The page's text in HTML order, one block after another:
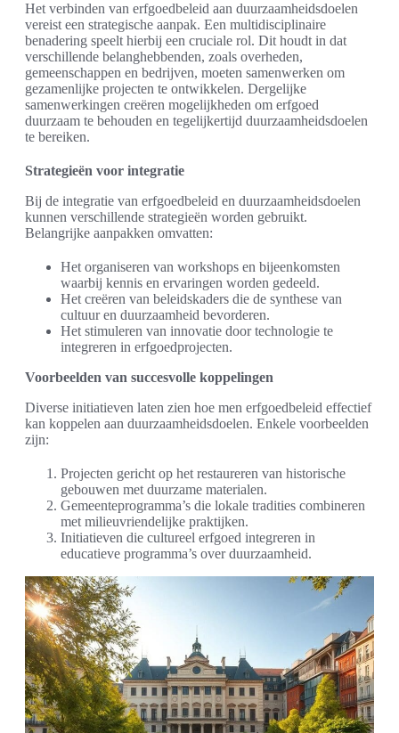
Het verbinden van erfgoedbeleid aan duurzaamheidsdoelen
vereist een strategische aanpak. Een multidisciplinaire
benadering speelt hierbij een cruciale rol. Dit houdt in dat
verschillende belanghebbenden, zoals overheden,
gemeenschappen en bedrijven, moeten samenwerken om
gezamenlijke projecten te ontwikkelen. Dergelijke
samenwerkingen creëren mogelijkheden om erfgoed
duurzaam te behouden en tegelijkertijd duurzaamheidsdoelen
te bereiken.
Strategieën voor integratie
Bij de integratie van erfgoedbeleid en duurzaamheidsdoelen
kunnen verschillende strategieën worden gebruikt.
Belangrijke aanpakken omvatten:
Het organiseren van workshops en bijeenkomsten
waarbij kennis en ervaringen worden gedeeld.
Het creëren van beleidskaders die de synthese van
cultuur en duurzaamheid bevorderen.
Het stimuleren van innovatie door technologie te
integreren in erfgoedprojecten.
Voorbeelden van succesvolle koppelingen
Diverse initiatieven laten zien hoe men erfgoedbeleid effectief
kan koppelen aan duurzaamheidsdoelen. Enkele voorbeelden
zijn:
Projecten gericht op het restaureren van historische
gebouwen met duurzame materialen.
Gemeenteprogramma’s die lokale tradities combineren
met milieuvriendelijke praktijken.
Initiatieven die cultureel erfgoed integreren in
educatieve programma’s over duurzaamheid.